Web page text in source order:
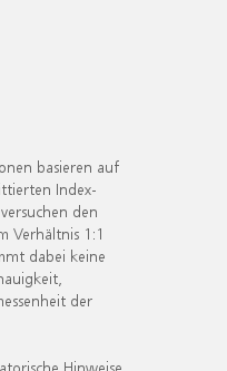
basieren auf
Index-
den
Verhältnis 1:1
dabei keine
der